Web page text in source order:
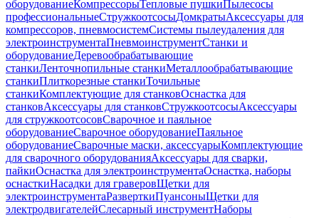
оборудованиеКомпрессорыТепловые пушкиПылесосы
профессиональныеСтружкоотсосыДомкратыАксессуары для
компрессоров, пневмосистемСистемы пылеудаления для
электроинструментаПневмоинструментСтанки и
оборудованиеДеревообрабатывающие
станкиЛенточнопильные станкиМеталлообрабатывающие
станкиПлиткорезные станкиТочильные
станкиКомплектующие для станковОснастка для
станковАксессуары для станковСтружкоотсосыАксессуары
для стружкоотсосовСварочное и паяльное
оборудованиеСварочное оборудованиеПаяльное
оборудованиеСварочные маски, аксессуарыКомплектующие
для сварочного оборудованияАксессуары для сварки,
пайкиОснастка для электроинструментаОснастка, наборы
оснасткиНасадки для граверовЩетки для
электроинструментаРазверткиПуансоныЩетки для
электродвигателейСлесарный инструментНаборы